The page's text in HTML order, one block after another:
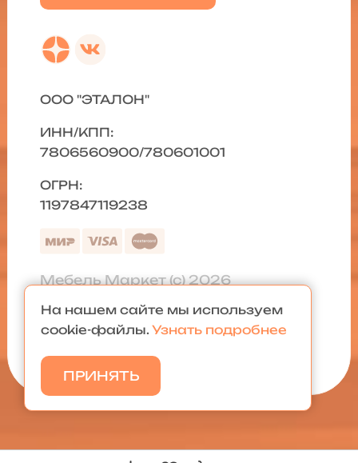
ООО "ЭТАЛОН"
ИНН/КПП:
7806560900/780601001
ОГРН:
1197847119238
Мебель Маркет (с) 2026
Политика конфиденциальности
Карта сайта
На нашем сайте мы используем
cookie-файлы. Узнать подробнее
ПРИНЯТЬ